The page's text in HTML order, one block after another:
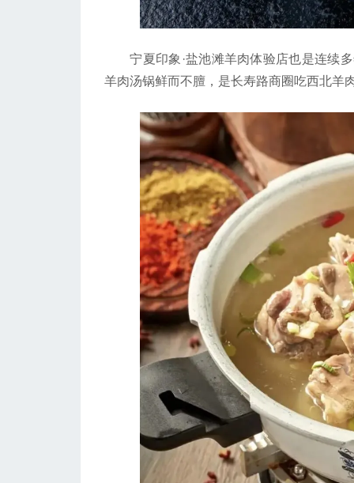
宁夏印象·盐池滩羊肉体验店也是连续多
羊肉汤锅鲜而不膻，是长寿路商圈吃西北羊